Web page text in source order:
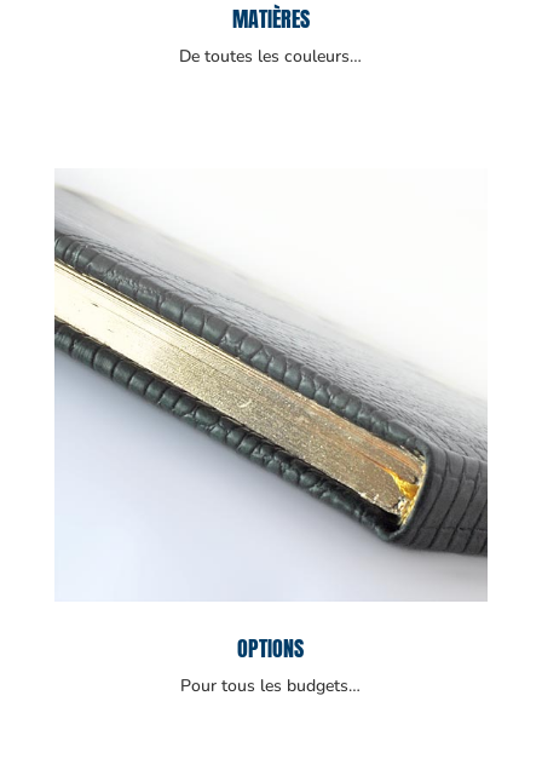
MATIÈRES
De toutes les couleurs…
OPTIONS
Pour tous les budgets…